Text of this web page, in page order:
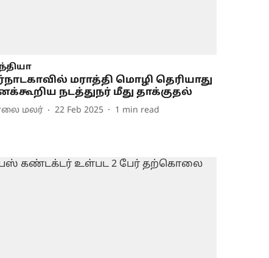
மராத்தி மொழி தெரியாது
நடத்துநர் மீது தாக்குதல்
மலர் 22 Feb 2025 1 min read